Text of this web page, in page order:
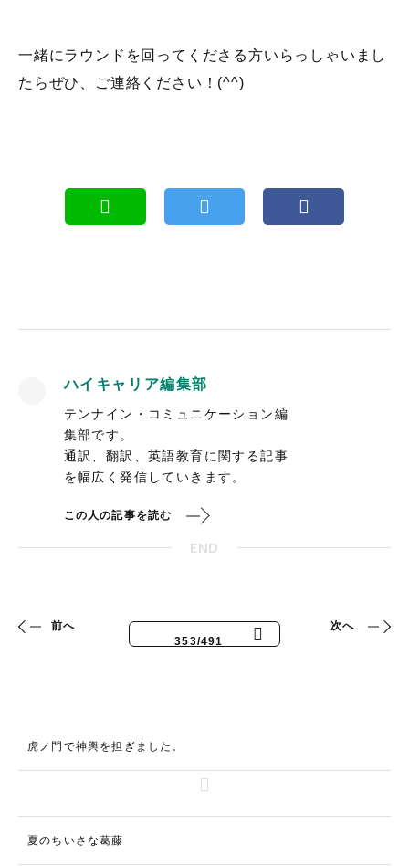
一緒にラウンドを回ってくださる方いらっしゃいまし
たらぜひ、ご連絡ください！(^^)
ハイキャリア編集部
テンナイン・コミュニケーション編
集部です。
通訳、翻訳、英語教育に関する記事
を幅広く発信していきます。
この人の記事を読む
END
353/491
前へ 次へ
虎ノ門で神輿を担ぎました。
夏のちいさな葛藤